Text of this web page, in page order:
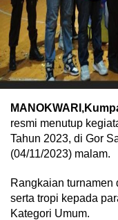
resmi menutup
Tahun 2023, di Gor
(04/11/2023) malam.
Rangkaian
serta tropi kepada
Kategori Umum.